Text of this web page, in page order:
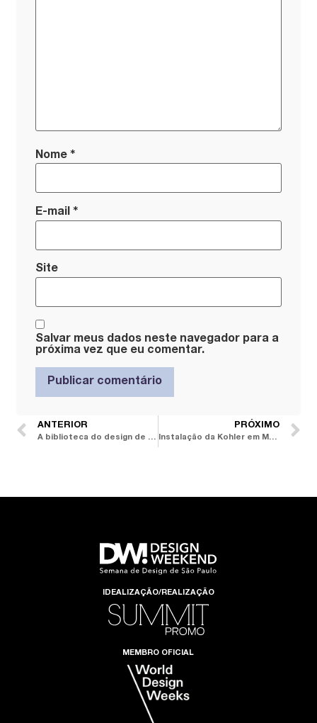
Nome*
E-mail*
Site
Salvar meus dados neste navegador para a
próxima vez que eu comentar.
ANTERIOR
A biblioteca do design de mobiliário: 7 livros para ampliar seu repertório criativo em vários estilos
PRÓXIMO
Instalação da Kohler em Milão ressalta a relação de reciprocidade entre design e natureza
IDEALIZAÇÃO/REALIZAÇÃO
MEMBRO OFICIAL